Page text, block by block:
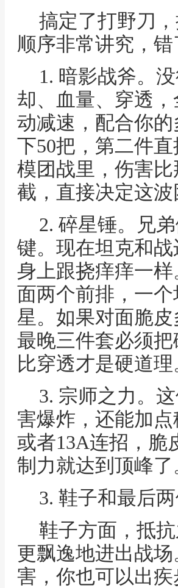
搞定了打野刀
顺序非常讲究，
1. 暗影战斧。
却、血量、穿透
动减速，配合你
下50把，第二件
模团战里，伤害
截，直接决定这
2. 碎星锤。兄
键。现在坦克和
身上跟挠痒痒一
面两个前排，一
星。如果对面脆
最晚三件套必须
比穿透才是硬道理
3. 宗师之力。
害爆炸，还能加
或者13A连招，脆
制力就达到顶峰了
3. 鞋子和最后
鞋子方面，抵
更飘逸地进出战
害，你也可以出